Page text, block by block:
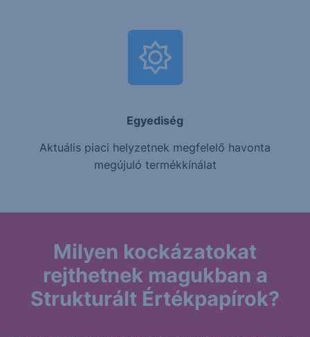
Egyediség
Aktuális piaci helyzetnek megfelelő havonta
megújuló termékkínálat
Milyen kockázatokat
rejthetnek magukban a
Strukturált Értékpapírok?